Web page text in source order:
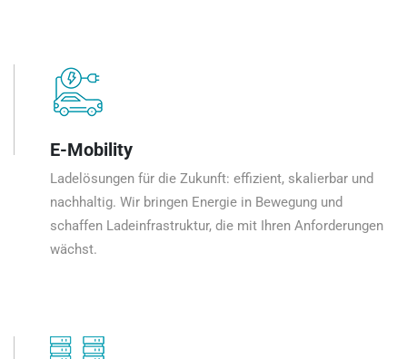
E-Mobility
Ladelösungen für die Zukunft: effizient, skalierbar und
nachhaltig. Wir bringen Energie in Bewegung und
schaffen Ladeinfrastruktur, die mit Ihren Anforderungen
wächst.